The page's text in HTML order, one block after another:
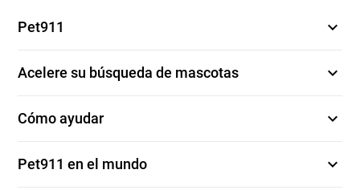
Pet911 expand_more
Acelere su búsqueda de mascotas expand_more
Cómo ayudar expand_more
Pet911 en el mundo expand_more